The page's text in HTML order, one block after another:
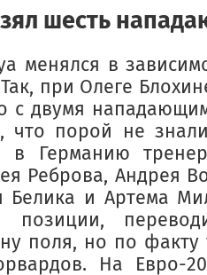
шесть
менялся в
при Олеге
с двумя
что порой не
в Германию
Реброва, Андрея
Белика и Артема
поля, но по
На Евро-